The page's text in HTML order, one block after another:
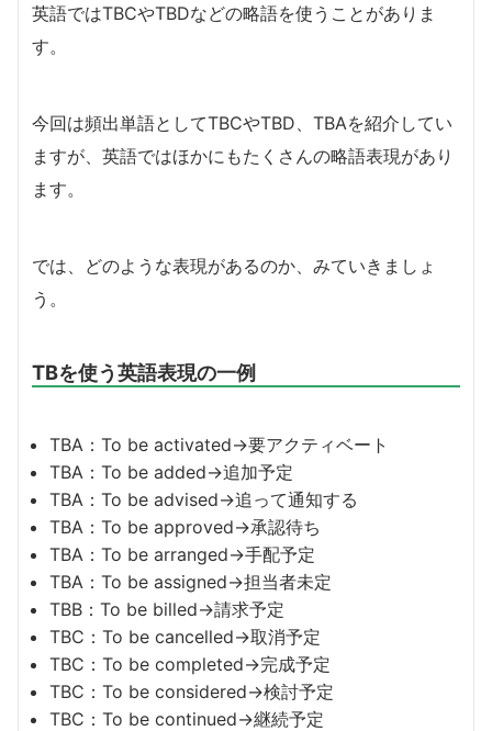
英語ではTBCやTBDなどの略語を使うことがありま
す。
今回は頻出単語としてTBCやTBD、TBAを紹介してい
ますが、英語ではほかにもたくさんの略語表現があり
ます。
では、どのような表現があるのか、みていきましょ
う。
TBを使う英語表現の一例
TBA：To be activated→要アクティベート
TBA：To be added→追加予定
TBA：To be advised→追って通知する
TBA：To be approved→承認待ち
TBA：To be arranged→手配予定
TBA：To be assigned→担当者未定
TBB：To be billed→請求予定
TBC：To be cancelled→取消予定
TBC：To be completed→完成予定
TBC：To be considered→検討予定
TBC：To be continued→継続予定